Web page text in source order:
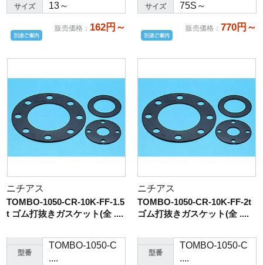
サイズ 13～
販売価格 ： 162円～
サイズ 75S～
販売価格 ： 770円～
ニチアス
TOMBO-1050-CR-10K-FF-1.5
t ゴム打抜きガスケット(全 ....
型番
TOMBO-1050-C
....
ニチアス
TOMBO-1050-CR-10K-FF-2t
ゴム打抜きガスケット(全 ....
型番
TOMBO-1050-C
....